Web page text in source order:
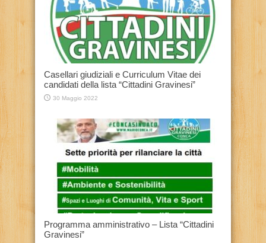
Casellari giudiziali e Curriculum Vitae dei
candidati della lista “Cittadini Gravinesi”
30 Maggio 2022
Programma amministrativo – Lista “Cittadini
Gravinesi”